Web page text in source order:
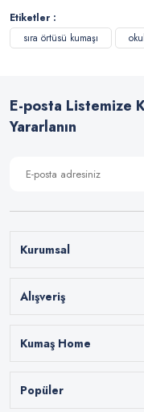
Etiketler :
sıra örtüsü kumaşı
E-posta Listemize
Yararlanın
Kurumsal
Alışveriş
Kumaş Home
Popüler